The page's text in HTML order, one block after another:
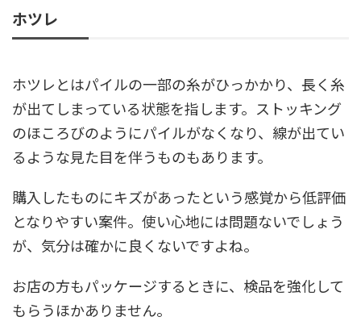
ホツレ
ホツレとはパイルの一部の糸がひっかかり、長く糸
が出てしまっている状態を指します。ストッキング
のほころびのようにパイルがなくなり、線が出てい
るような見た目を伴うものもあります。
購入したものにキズがあったという感覚から低評価
となりやすい案件。使い心地には問題ないでしょう
が、気分は確かに良くないですよね。
お店の方もパッケージするときに、検品を強化して
もらうほかありません。